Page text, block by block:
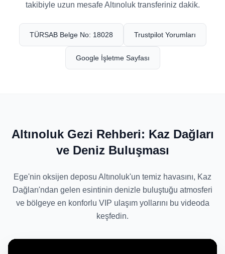
takibiyle uzun mesafe Altınoluk transferiniz dakik.
TÜRSAB Belge No: 18028 Trustpilot Yorumları
Google İşletme Sayfası
Altınoluk Gezi Rehberi: Kaz Dağları
ve Deniz Buluşması
Ege'nin oksijen deposu Altınoluk'un temiz havasını, Kaz
Dağları'ndan gelen esintinin denizle buluştuğu atmosferi
ve bölgeye en konforlu VIP ulaşım yollarını bu videoda
keşfedin.